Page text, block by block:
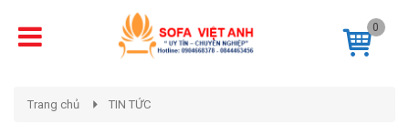
0
Trang chủ TIN TỨC